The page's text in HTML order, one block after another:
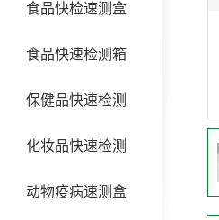
食品快检速测盒
食品快速检测箱
保健品快速检测
化妆品快速检测
动物疫病速测盒